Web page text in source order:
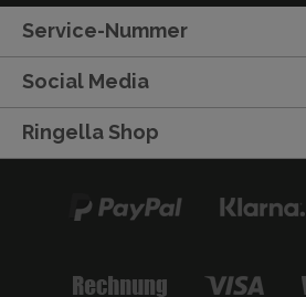
Service-Nummer
Social Media
Ringella Shop